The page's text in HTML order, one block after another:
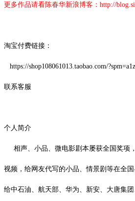
更多作品请看陈春华新浪博客： http://
淘宝付费链接：
https://shop108061013.taobao.com/
联系客服
个人简介
相声、小品、微电影剧本屡获全国奖项
视频，给网友代写的小品、情景剧等在全
给中石油、航天部、华为、新安、大唐集